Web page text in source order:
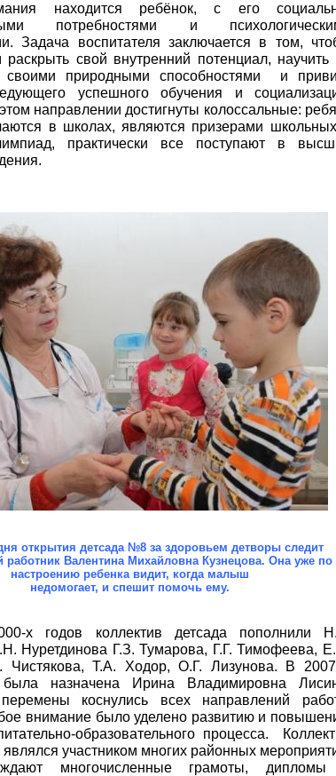
находится ребёнок, с его
потребностями и
Задача воспитателя заключается в том,
раскрыть свой внутренний потенциал, научить
своими природными способностями и
успешного обучения и
направлении достигнуты колоссальные:
в школах, являются призерами
практически все поступают в
открытия детсада №8 за здоровьем детворы следит
работник Валентина Михайловна Кузнецова. Она уже по
настроению ребенка видит, когда малыш
недомогает, и спешит помочь ему.
х годов коллектив детсада пополнили
Нуретдинова Г.З. Тумарова, Г.Г. Тимофеева,
Чистякова, Т.А. Ходор, О.Г. Лизунова. В
назначена Ирина Владимировна
коснулись всех направлений
внимание было уделено развитию и
образовательного процесса.
являлся участником многих районных
многочисленные грамоты,